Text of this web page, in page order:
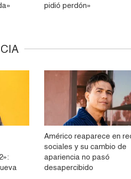
pidió perdón»
Américo reaparece en
sociales y su cambio de
apariencia no pasó
desapercibido